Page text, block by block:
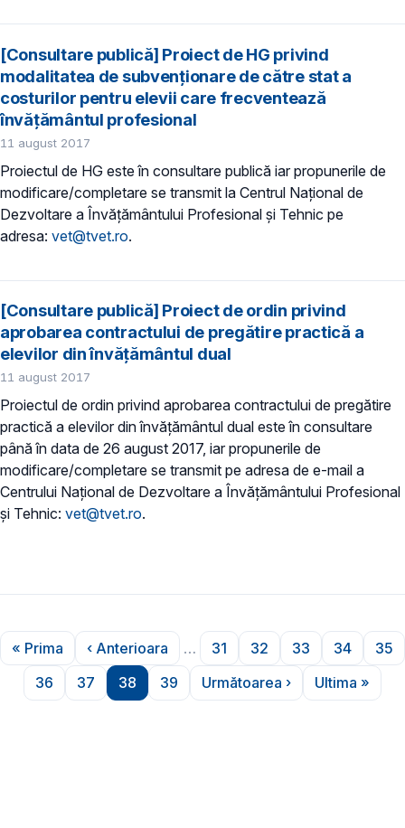
[Consultare publică] Proiect de HG privind
modalitatea de subvenționare de către stat a
costurilor pentru elevii care frecventează
învățământul profesional
11 august 2017
Proiectul de HG este în consultare publică iar propunerile de
modificare/completare se transmit la Centrul Național de
Dezvoltare a Învățământului Profesional și Tehnic pe
adresa: vet@tvet.ro.
[Consultare publică] Proiect de ordin privind
aprobarea contractului de pregătire practică a
elevilor din învățământul dual
11 august 2017
Proiectul de ordin privind aprobarea contractului de pregătire
practică a elevilor din învățământul dual este în consultare
până în data de 26 august 2017, iar propunerile de
modificare/completare se transmit pe adresa de e-mail a
Centrului Național de Dezvoltare a Învățământului Profesional
și Tehnic: vet@tvet.ro.
Paginare
Prima pagină
« Prima
Pagina anterioară
‹ Anterioara …
Pagina
31
Pagina
32
Pagina
33
Pagina
34 35
Pagina
36
Pagina
37
Pagina
38
Pagina
39
Pagina următoare
Următoarea ›
Ultima
Ultima »